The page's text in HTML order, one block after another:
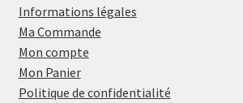
Informations légales
Ma Commande
Mon compte
Mon Panier
Politique de confidentialité